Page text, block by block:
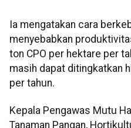
Ia mengatakan cara
menyebabkan
ton CPO per hektare per
masih dapat ditingkatkan
per tahun.
Kepala Pengawas Mutu
Tanaman Pangan,